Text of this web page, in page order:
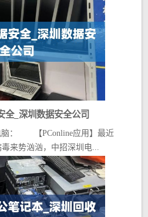
全_深圳数据安全公司
脑： 【PConline应用】最近
毒来势汹汹，中招深圳电...